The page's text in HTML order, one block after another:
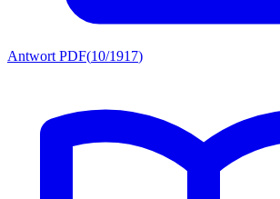
Antwort PDF(10/1917)